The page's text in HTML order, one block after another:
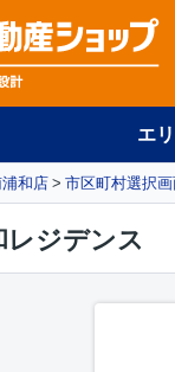
エ
和店 市区町村選択
レジデンス